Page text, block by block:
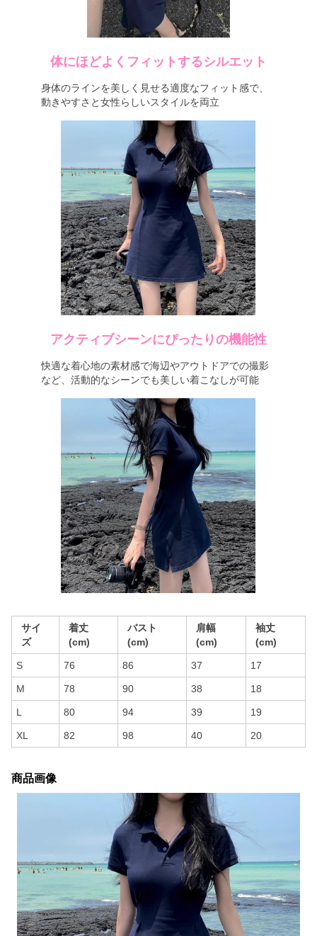
体にほどよくフィットするシルエット
身体のラインを美しく見せる適度なフィット感で、
動きやすさと女性らしいスタイルを両立
アクティブシーンにぴったりの機能性
快適な着心地の素材感で海辺やアウトドアでの撮影
など、活動的なシーンでも美しい着こなしが可能
サイ
ズ
着丈
(cm)
バスト
(cm)
肩幅
(cm)
袖丈
(cm)
S 76 86 37 17
M 78 90 38 18
L 80 94 39 19
XL 82 98 40 20
商品画像